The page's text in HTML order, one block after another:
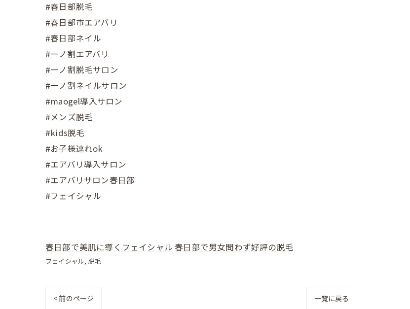
#春日部脱毛
#春日部市エアバリ
#春日部ネイル
#一ノ割エアバリ
#一ノ割脱毛サロン
#一ノ割ネイルサロン
#maogel導入サロン
#メンズ脱毛
#kids脱毛
#お子様連れok
#エアバリ導入サロン
#エアバリサロン春日部
#フェイシャル
春日部で美肌に導くフェイシャル 春日部で男女問わず好評の脱毛
フェイシャル 脱毛
< 前のページ 一覧に戻る